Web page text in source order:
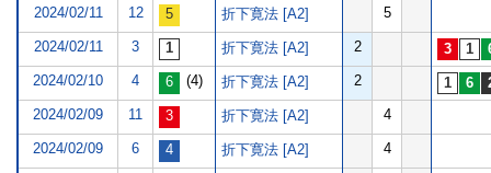
2024/02/11 12 折下寛法 [A2] 5
2024/02/11 3 折下寛法 [A2] 2
2024/02/10 4 (4) 折下寛法 [A2] 2
2024/02/09 11 折下寛法 [A2] 4
2024/02/09 6 折下寛法 [A2] 4